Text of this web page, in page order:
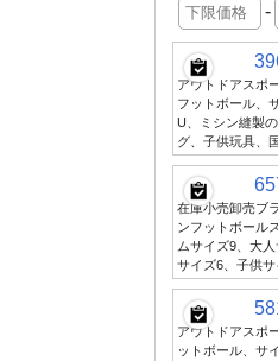
-
アウトドアスポ
フットボール、
U、ミシン縫製
グ、子供玩具、
在庫小売卸売ブ
ンフットボール
ムサイズ9、大
サイズ6、子供
アウトドアスポ
ットボール、サ